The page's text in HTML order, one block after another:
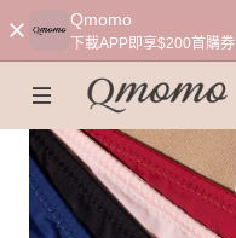
Qmomo
下載APP即享$200首購券